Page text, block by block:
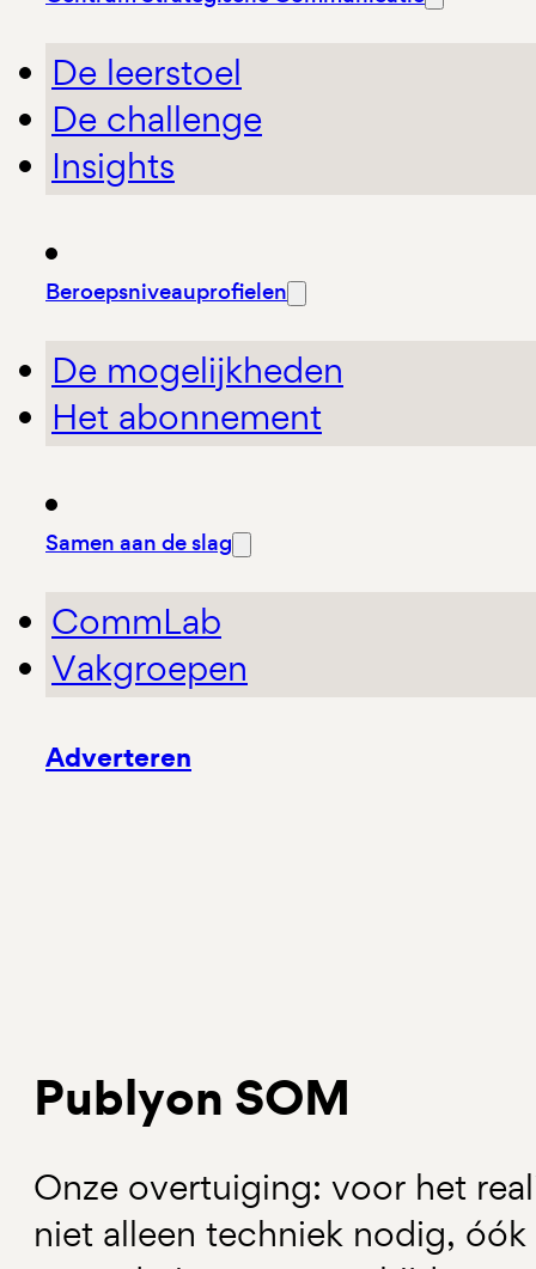
De leerstoel
De challenge
Insights
Beroepsniveauprofielen
De mogelijkheden
Het abonnement
Samen aan de slag
CommLab
Vakgroepen
Adverteren
Publyon SOM
Onze overtuiging: voor het
niet alleen techniek nodig,